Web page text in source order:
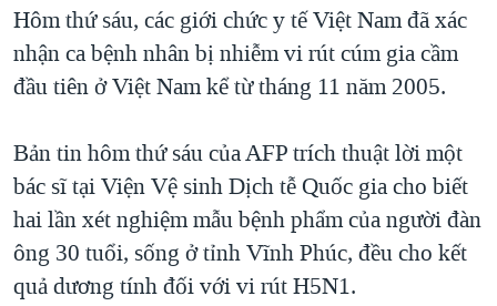
hướng
chính
Đi
"Tìm"
MỤC
TỰ DO BÁO CHÍ
VẠCH TRẦN TIN GIẢ
NGƯỜI VIỆT HẢI NGOẠI
ĐỜI SỐNG
KINH TẾ
KHOA HỌC
CHUYÊN ĐỀ
CHIẾN TRANH THƯƠNG MẠI CỦA MỸ: QUÁ KHỨ VÀ HIỆN
HÀNH TRÌNH BẦU CỬ 2024
MỘT NĂM CHIẾN TRANH TẠI DẢI GAZA
GIẢI MÃ VÀNH ĐAI & CON ĐƯỜNG
NGÀY TỊ NẠN THẾ GIỚI
HỌC TIẾNG ANH
VIDEO
NGHE
MẠNG XÃ HỘI
Hôm thứ sáu, các giới chức y tế Việt Nam đã xác
nhận ca bệnh nhân bị nhiễm vi rút cúm gia cầm
đầu tiên ở Việt Nam kể từ tháng 11 năm 2005.
Bản tin hôm thứ sáu của AFP trích thuật lời một
bác sĩ tại Viện Vệ sinh Dịch tễ Quốc gia cho biết
hai lần xét nghiệm mẫu bệnh phẩm của người đàn
ông 30 tuổi, sống ở tỉnh Vĩnh Phúc, đều cho kết
quả dương tính đối với vi rút H5N1.